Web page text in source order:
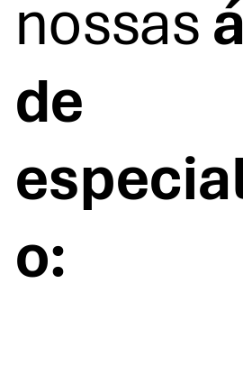
nossas
de
o: